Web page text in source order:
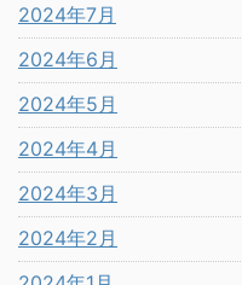
2024年7月
2024年6月
2024年5月
2024年4月
2024年3月
2024年2月